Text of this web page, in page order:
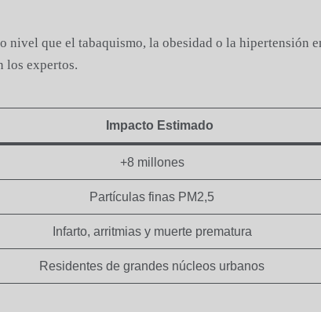
nivel que el tabaquismo, la obesidad o la hipertensión
los expertos.
Impacto Estimado
+8 millones
Partículas finas PM2,5
Infarto, arritmias y muerte prematura
Residentes de grandes núcleos urbanos